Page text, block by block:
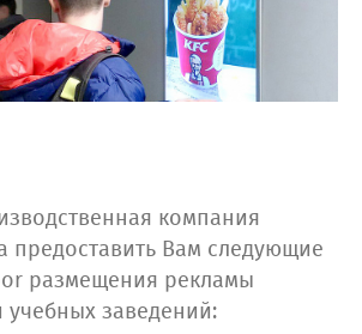
компания
предоставить Вам следующие
размещения рекламы
заведений: